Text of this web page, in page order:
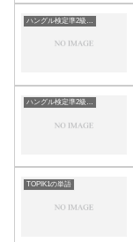
ハングル検定準2級の単語
TOPIK1の単語